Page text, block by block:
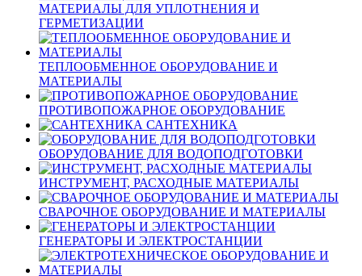
МАТЕРИАЛЫ ДЛЯ УПЛОТНЕНИЯ И
ГЕРМЕТИЗАЦИИ
ТЕПЛООБМЕННОЕ ОБОРУДОВАНИЕ И
МАТЕРИАЛЫ
ПРОТИВОПОЖАРНОЕ ОБОРУДОВАНИЕ
САНТЕХНИКА
ОБОРУДОВАНИЕ ДЛЯ ВОДОПОДГОТОВКИ
ИНСТРУМЕНТ, РАСХОДНЫЕ МАТЕРИАЛЫ
СВАРОЧНОЕ ОБОРУДОВАНИЕ И МАТЕРИАЛЫ
ГЕНЕРАТОРЫ И ЭЛЕКТРОСТАНЦИИ